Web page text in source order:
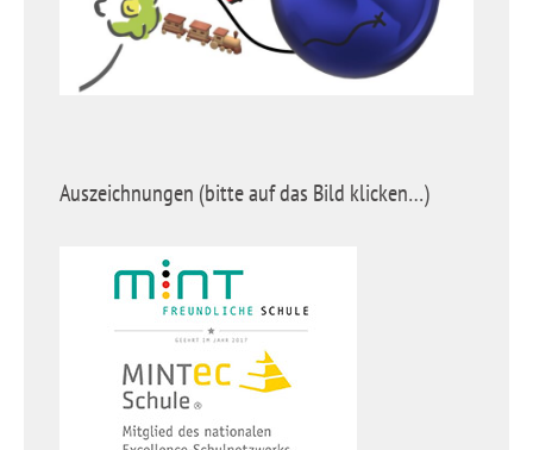
Auszeichnungen (bitte auf das Bild klicken…)